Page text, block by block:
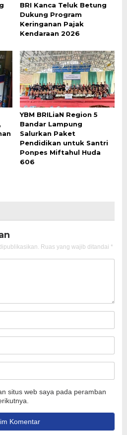
BRI Kanca Teluk Betung
Dukung Program
Keringanan Pajak
Kendaraan 2026
YBM BRILiaN Region 5
Bandar Lampung
Salurkan Paket
Pendidikan untuk Santri
Ponpes Miftahul Huda
606
Ruas yang wajib ditandai *
situs web saya pada peramban